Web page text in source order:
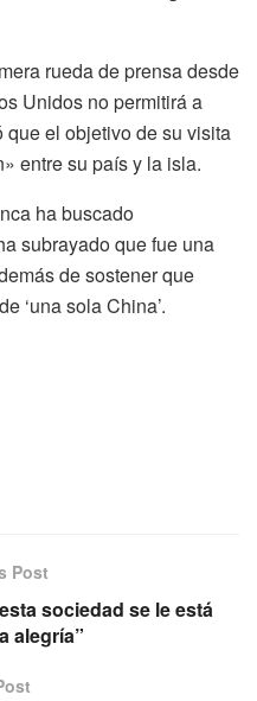
rueda de prensa desde
Unidos no permitirá a
el objetivo de su visita
entre su país y la isla.
ha buscado
subrayado que fue una
de sostener que
‘una sola China’.
Post
sociedad se le está
alegría”